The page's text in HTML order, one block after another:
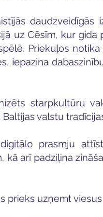
uz Cēsīm, kur
Priekuļos
iepazina
starpkultūru
valstu
prasmju
kā arī padziļina
prieks uzņemt